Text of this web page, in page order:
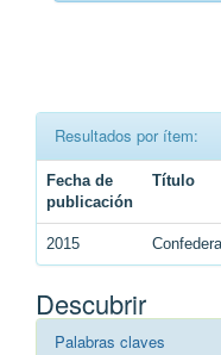
Resultados por ítem:
Fecha de
publicación
Título
2015
Descubrir
Palabras claves